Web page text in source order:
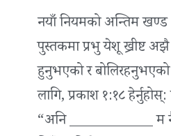
नयाँ नियमको अन्तिम खण्ड
पुस्तकमा प्रभु येशू ख्रीष्ट
हुनुभएको र
लागि, प्रकाश १:१८
“अनि ____________